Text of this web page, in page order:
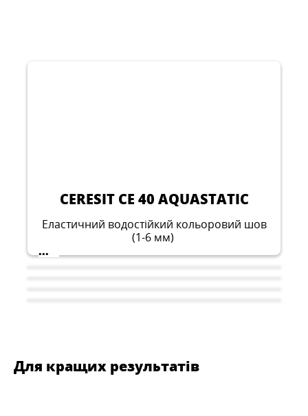
CERESIT CE 40 AQUASTATIC
Еластичний водостійкий кольоровий шов
(1-6 мм)
...
Для кращих результатів